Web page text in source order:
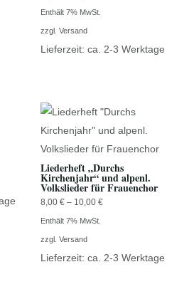
10,00 €
Enthält 7% MwSt.
zzgl.Versand
Lieferzeit: ca. 2-3 Werktage
Liederheft „Durchs
Kirchenjahr“ und alpenl.
Volkslieder für Frauenchor
8,00€ – 10,00€Preisspanne:
10,00 €
Enthält 7% MwSt.
zzgl.Versand
Lieferzeit: ca. 2-3 Werktage